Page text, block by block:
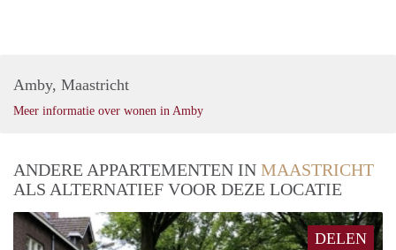
Amby, Maastricht
Meer informatie over wonen in Amby
ANDERE APPARTEMENTEN IN MAASTRICHT
ALS ALTERNATIEF VOOR DEZE LOCATIE
DELEN